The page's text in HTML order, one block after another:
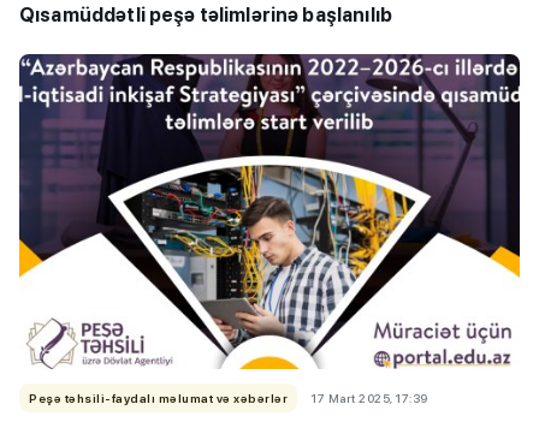
Qısamüddətli peşə təlimlərinə başlanılıb
Peşə təhsili-faydalı məlumat və xəbərlər 17 Mart 2025, 17:39